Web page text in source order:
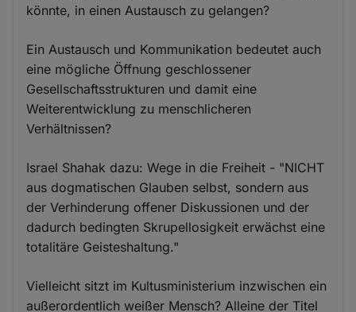
könnte, in einen Austausch zu gelangen?
Ein Austausch und Kommunikation bedeutet auch
eine mögliche Öffnung geschlossener
Gesellschaftsstrukturen und damit eine
Weiterentwicklung zu menschlicheren
Verhältnissen?
Israel Shahak dazu: Wege in die Freiheit - "NICHT
aus dogmatischen Glauben selbst, sondern aus
der Verhinderung offener Diskussionen und der
dadurch bedingten Skrupellosigkeit erwächst eine
totalitäre Geisteshaltung."
Vielleicht sitzt im Kultusministerium inzwischen ein
außerordentlich weißer Mensch? Alleine der Titel